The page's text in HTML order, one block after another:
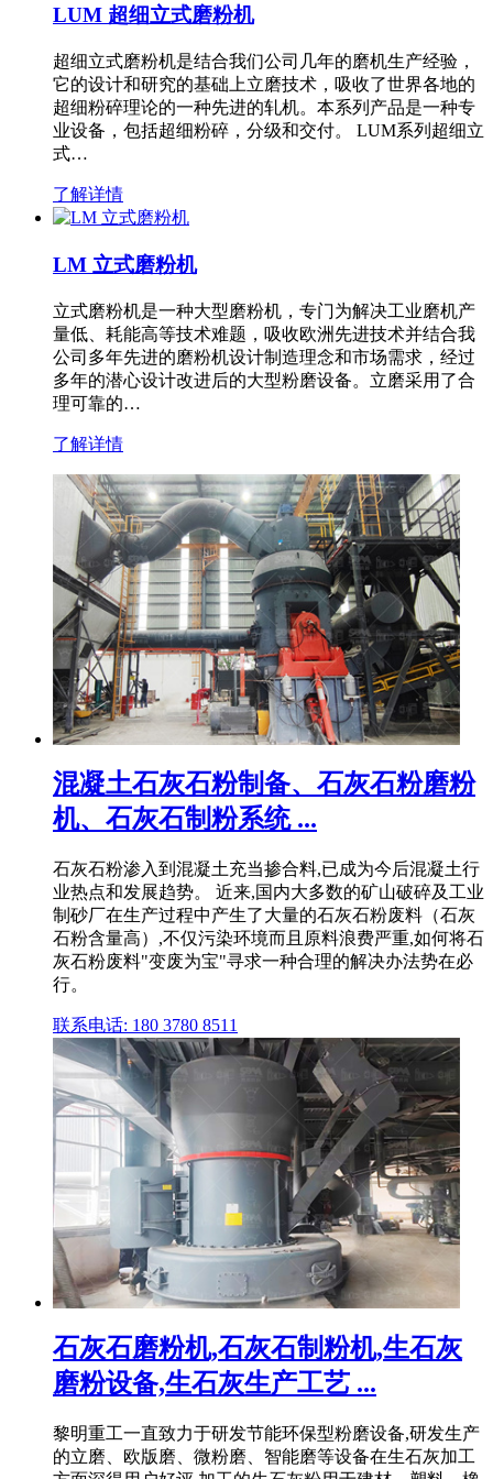
LUM 超细立式磨粉机
超细立式磨粉机是结合我们公司几年的磨机生产经验，
它的设计和研究的基础上立磨技术，吸收了世界各地的
超细粉碎理论的一种先进的轧机。本系列产品是一种专
业设备，包括超细粉碎，分级和交付。 LUM系列超细立
式…
了解详情
LM 立式磨粉机
立式磨粉机是一种大型磨粉机，专门为解决工业磨机产
量低、耗能高等技术难题，吸收欧洲先进技术并结合我
公司多年先进的磨粉机设计制造理念和市场需求，经过
多年的潜心设计改进后的大型粉磨设备。立磨采用了合
理可靠的…
了解详情
混凝土石灰石粉制备、石灰石粉磨粉
机、石灰石制粉系统 ...
石灰石粉渗入到混凝土充当掺合料,已成为今后混凝土行
业热点和发展趋势。 近来,国内大多数的矿山破碎及工业
制砂厂在生产过程中产生了大量的石灰石粉废料（石灰
石粉含量高）,不仅污染环境而且原料浪费严重,如何将石
灰石粉废料"变废为宝"寻求一种合理的解决办法势在必
行。
联系电话: 180 3780 8511
石灰石磨粉机,石灰石制粉机,生石灰
磨粉设备,生石灰生产工艺 ...
黎明重工一直致力于研发节能环保型粉磨设备,研发生产
的立磨、欧版磨、微粉磨、智能磨等设备在生石灰加工